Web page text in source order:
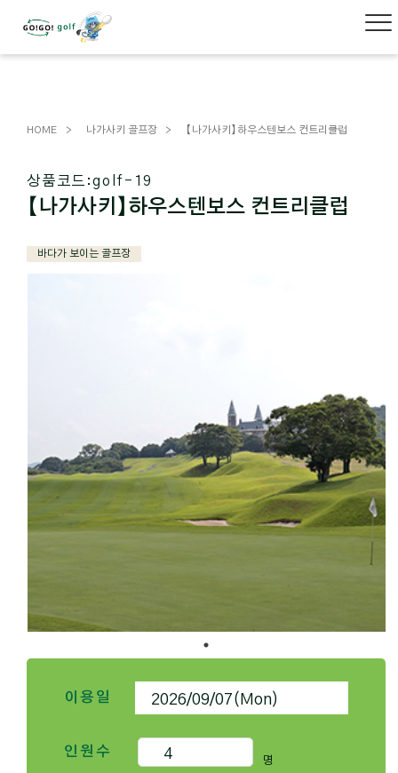
HOME 나가사키 골프장 【나가사키】하우스텐보스 컨트리클럽
상품코드:golf-19
【나가사키】하우스텐보스 컨트리클럽
바다가 보이는 골프장
이용일
인원수
명